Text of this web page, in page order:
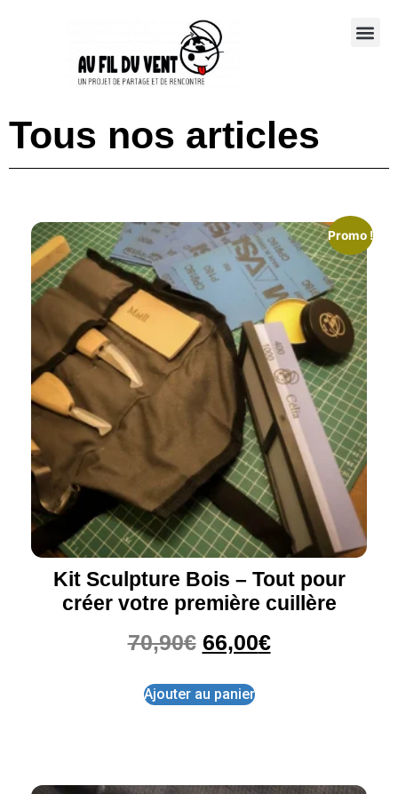
Tous nos articles
Promo !
Kit Sculpture Bois – Tout pour
créer votre première cuillère
70,90€ 66,00€
Ajouter au panier